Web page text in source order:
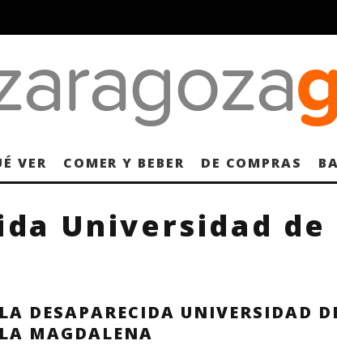
VER COMER Y BEBER DE COMPRAS
Universidad de
LA DESAPARECIDA UNIVERSIDAD
LA MAGDALENA